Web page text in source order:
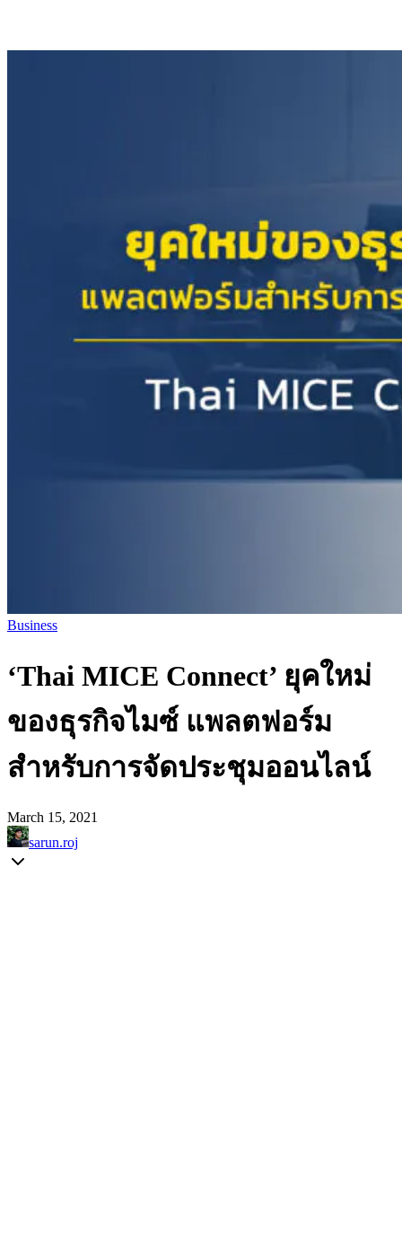
Business
‘Thai MICE Connect’ ยุคใหม่
ของธุรกิจไมซ์ แพลตฟอร์ม
สำหรับการจัดประชุมออนไลน์
March 15, 2021
sarun.roj